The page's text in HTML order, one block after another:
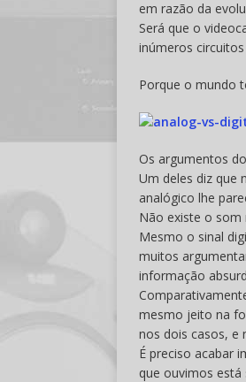
em razão da
Será que o
inúmeros
Porque o mundo
Os argumentos
Um deles diz que
analógico lhe
Não existe o som
Mesmo o sinal
muitos
informação
mesmo jeito na
nos dois casos, e
É preciso acabar
que ouvimos